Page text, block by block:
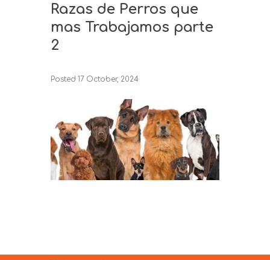
Razas de Perros que
mas Trabajamos parte
2
Posted 17 October, 2024